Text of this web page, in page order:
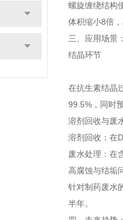
螺旋缠绕结构
体积缩小8倍
三、应用场景
结晶环节
在抗生素结晶
99.5%，同时
溶剂回收与废
溶剂回收：在
废水处理：在
高腐蚀与结垢
针对制药废水
半年。